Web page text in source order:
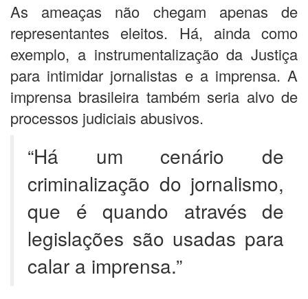
As ameaças não chegam apenas de
representantes eleitos. Há, ainda como
exemplo, a instrumentalização da Justiça
para intimidar jornalistas e a imprensa. A
imprensa brasileira também seria alvo de
processos judiciais abusivos.
“Há um cenário de
criminalização do jornalismo,
que é quando através de
legislações são usadas para
calar a imprensa.”